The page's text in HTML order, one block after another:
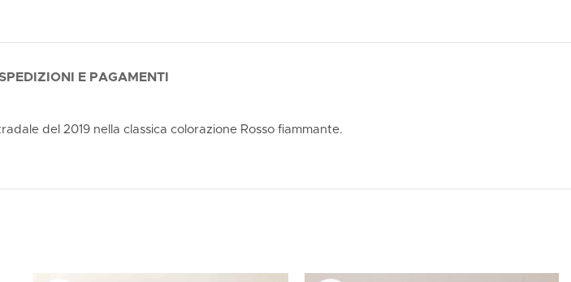
E PAGAMENTI
del 2019 nella classica colorazione Rosso fiammante.